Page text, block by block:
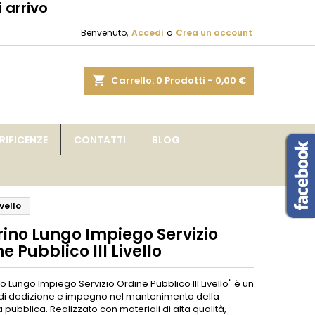
arrivo
Benvenuto, Accedi o Crea un account
shopping_cart Carrello: 0 Prodotti - 0,00 €
CONTATTI BLOG
Lungo Impiego Servizio
Pubblico III Livello
Lungo Impiego Servizio Ordine Pubblico III Livello" è un
dedizione e impegno nel mantenimento della
pubblica. Realizzato con materiali di alta qualità,